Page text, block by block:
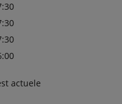
actuele